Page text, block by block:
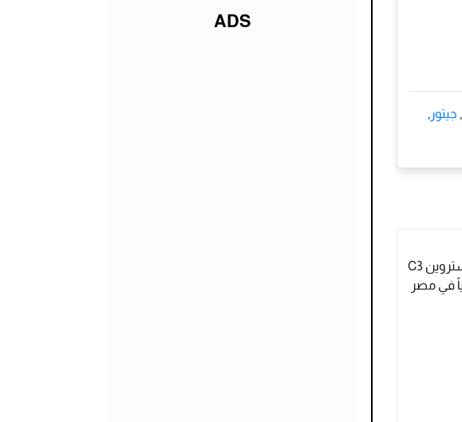
, جيتور ,
قصراوي جروب تطلق ستروين C3
ADS